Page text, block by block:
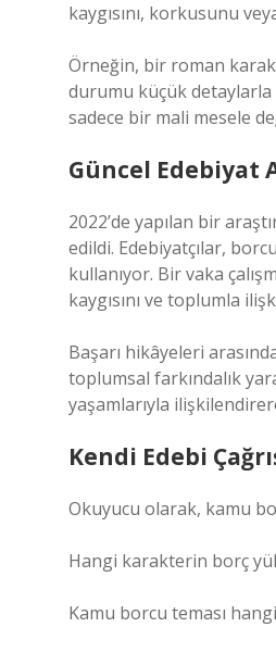
kaygısını, korkusunu
Örneğin, bir roman
durumu küçük detaylarla
sadece bir mali mesele
Güncel Edebiyat
2022’de yapılan bir
edildi. Edebiyatçılar,
kullanıyor. Bir vaka
kaygısını ve toplumla
Başarı hikâyeleri
toplumsal farkındalık
yaşamlarıyla
Kendi Edebi
Okuyucu olarak, kamu
Hangi karakterin borç
Kamu borcu teması hangi